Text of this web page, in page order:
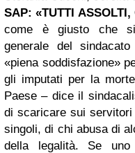
SAP: «TUTTI ASSOLTI,
come è giusto che
generale del
«piena soddisfazione»
gli imputati per la
Paese – dice il
di scaricare sui
singoli, di chi abusa di
della legalità. Se